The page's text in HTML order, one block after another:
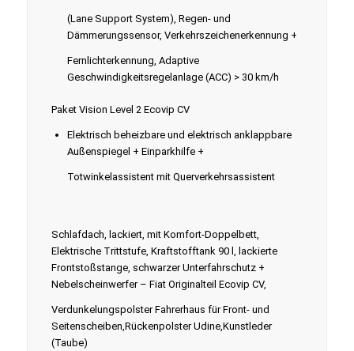
(Lane Support System), Regen- und
Dämmerungssensor, Verkehrszeichenerkennung +
Fernlichterkennung, Adaptive
Geschwindigkeitsregelanlage (ACC) > 30 km/h
Paket Vision Level 2 Ecovip CV
Elektrisch beheizbare und elektrisch anklappbare
Außenspiegel + Einparkhilfe +
Totwinkelassistent mit Querverkehrsassistent
Schlafdach, lackiert, mit Komfort-Doppelbett,
Elektrische Trittstufe, Kraftstofftank 90 l, lackierte
Frontstoßstange, schwarzer Unterfahrschutz +
Nebelscheinwerfer – Fiat Originalteil Ecovip CV,
Verdunkelungspolster Fahrerhaus für Front- und
Seitenscheiben,Rückenpolster Udine,Kunstleder
(Taube)